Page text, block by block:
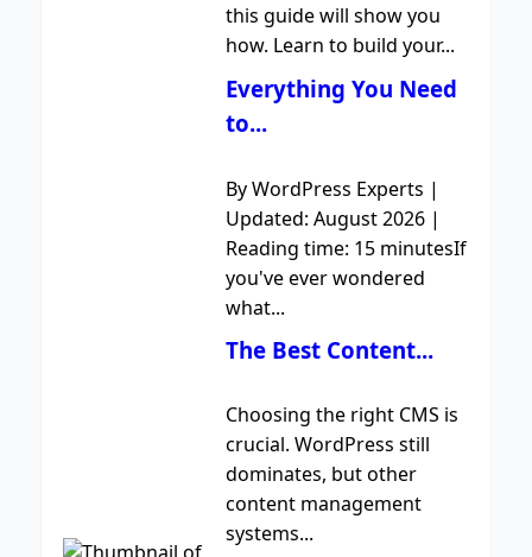
this guide will show you
how. Learn to build your...
Everything You Need
to...
By WordPress Experts |
Updated: August 2026 |
Reading time: 15 minutesIf
you've ever wondered
what...
The Best Content...
Choosing the right CMS is
crucial. WordPress still
dominates, but other
content management
systems...